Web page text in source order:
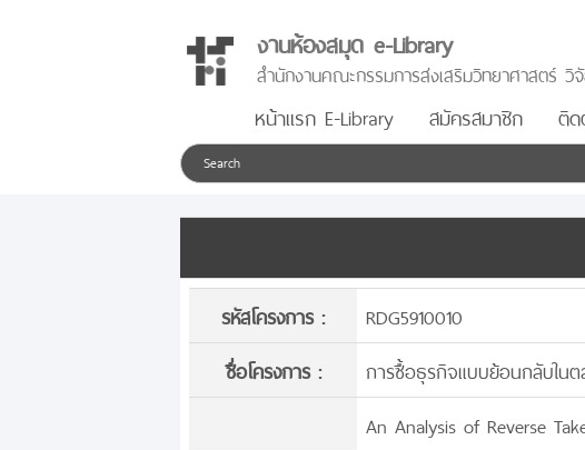
งานห้องสมุด e-Library
สำนักงานคณะกรรมการส่งเสริมวิทยาศาสตร์ วิ
หน้าแรก E-Library สมัครสมาชิก ติ
รหัสโครงการ :
RDG5910010
ชื่อโครงการ :
การซื้อธุรกิจแบบย้อนกลับในต
An Analysis of Reverse